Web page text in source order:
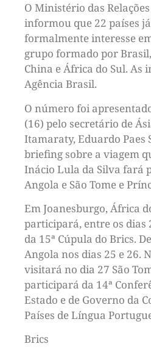
O Ministério das
informou que 22 países
formalmente interesse
grupo formado por
China e África do Sul. As
Agência Brasil.
O número foi
(16) pelo secretário de
Itamaraty, Eduardo Paes
briefing sobre a viagem
Inácio Lula da Silva fará
Angola e São Tome e
Em Joanesburgo, África
participará, entre os dias
da 15ª Cúpula do Brics.
Angola nos dias 25 e 26.
visitará no dia 27 São
participará da 14ª
Estado e de Governo da
Países de Língua
Brics